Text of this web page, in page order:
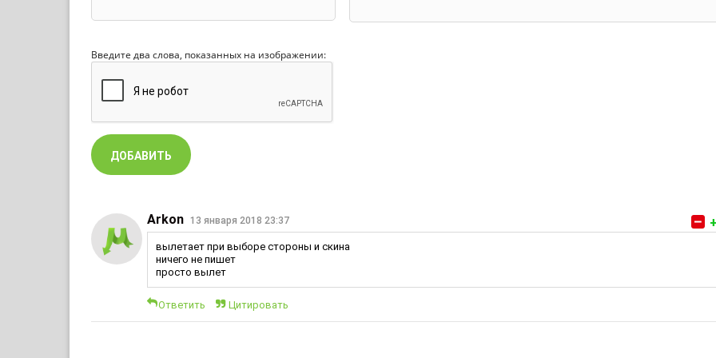
Введите два слова, показанных на изображении:
Arkon 13 января 2018 23:37
вылетает при выборе стороны и скина
ничего не пишет
просто вылет
Ответить Цитировать